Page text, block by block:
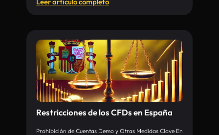
Restricciones de los CFDs en España
Prohibición de Cuentas Demo y Otras Medidas Clave En